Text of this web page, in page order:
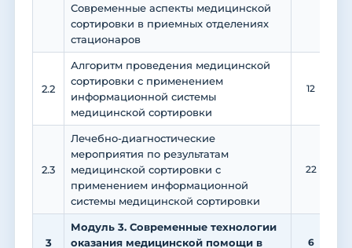
Современные аспекты медицинской
сортировки в приемных отделениях
стационаров
2.2
Алгоритм проведения медицинской
сортировки с применением
информационной системы
медицинской сортировки
12
2.3
Лечебно-диагностические
мероприятия по результатам
медицинской сортировки с
применением информационной
системы медицинской сортировки
22
3
Модуль 3. Современные технологии
оказания медицинской помощи в
6